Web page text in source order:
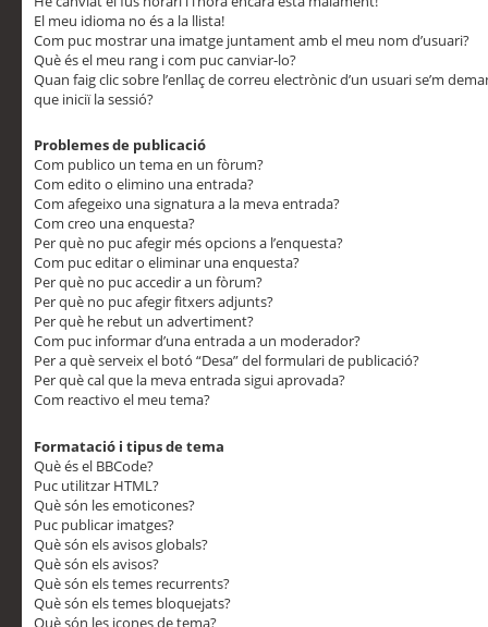
El meu idioma no és a la llista!
Com puc mostrar una imatge juntament amb el meu nom d’usuari?
Què és el meu rang i com puc canviar-lo?
Quan faig clic sobre l’enllaç de correu electrònic d’un usuari se’m
que iniciï la sessió?
Problemes de publicació
Com publico un tema en un fòrum?
Com edito o elimino una entrada?
Com afegeixo una signatura a la meva entrada?
Com creo una enquesta?
Per què no puc afegir més opcions a l’enquesta?
Com puc editar o eliminar una enquesta?
Per què no puc accedir a un fòrum?
Per què no puc afegir fitxers adjunts?
Per què he rebut un advertiment?
Com puc informar d’una entrada a un moderador?
Per a què serveix el botó “Desa” del formulari de publicació?
Per què cal que la meva entrada sigui aprovada?
Com reactivo el meu tema?
Formatació i tipus de tema
Què és el BBCode?
Puc utilitzar HTML?
Què són les emoticones?
Puc publicar imatges?
Què són els avisos globals?
Què són els avisos?
Què són els temes recurrents?
Què són els temes bloquejats?
Què són les icones de tema?